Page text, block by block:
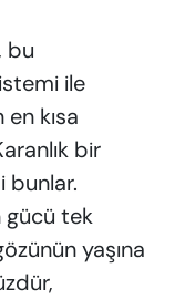
bu
ile
kısa
bir
bunlar.
gücü tek
yaşına